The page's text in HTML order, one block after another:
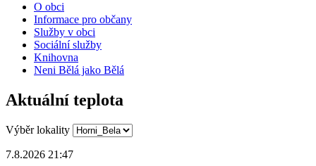
O obci
Informace pro občany
Služby v obci
Sociální služby
Knihovna
Neni Bělá jako Bělá
Aktuální teplota
Výběr lokality
7.8.2026 21:47